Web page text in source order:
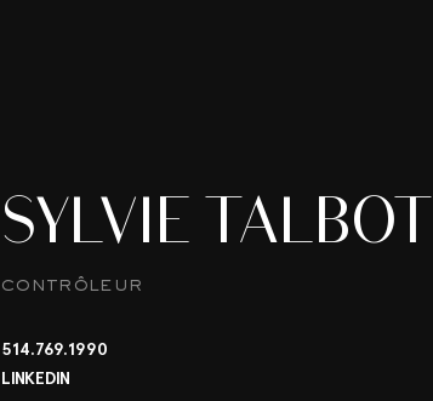
SYLVIE TALBOT
contrôleur
514.769.1990
LINKEDIN